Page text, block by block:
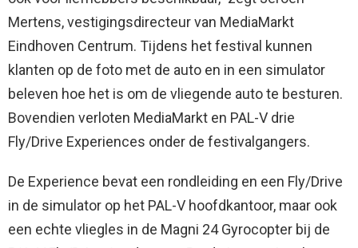
Mertens, vestigingsdirecteur van MediaMarkt
Eindhoven Centrum. Tijdens het festival kunnen
klanten op de foto met de auto en in een simulator
beleven hoe het is om de vliegende auto te besturen.
Bovendien verloten MediaMarkt en PAL-V drie
Fly/Drive Experiences onder de festivalgangers.
De Experience bevat een rondleiding en een Fly/Drive
in de simulator op het PAL-V hoofdkantoor, maar ook
een echte vliegles in de Magni 24 Gyrocopter bij de